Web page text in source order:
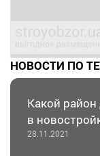
НОВОСТИ ПО
Какой
в
28.11.2021